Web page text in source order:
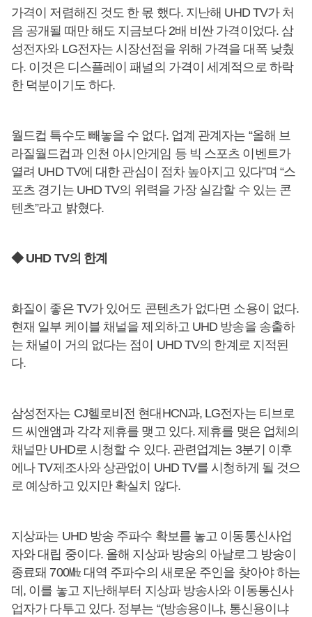
가격이 저렴해진 것도 한 몫 했다. 지난해 UHD TV가 처
음 공개될 때만 해도 지금보다 2배 비싼 가격이었다. 삼
성전자와 LG전자는 시장선점을 위해 가격을 대폭 낮췄
다. 이것은 디스플레이 패널의 가격이 세계적으로 하락
한 덕분이기도 하다.
월드컵 특수도 빼놓을 수 없다. 업계 관계자는 “올해 브
라질월드컵과 인천 아시안게임 등 빅 스포츠 이벤트가
열려 UHD TV에 대한 관심이 점차 높아지고 있다”며 “스
포츠 경기는 UHD TV의 위력을 가장 실감할 수 있는 콘
텐츠”라고 밝혔다.
◆ UHD TV의 한계
화질이 좋은 TV가 있어도 콘텐츠가 없다면 소용이 없다.
현재 일부 케이블 채널을 제외하고 UHD 방송을 송출하
는 채널이 거의 없다는 점이 UHD TV의 한계로 지적된
다.
삼성전자는 CJ헬로비전 현대HCN과, LG전자는 티브로
드 씨앤앰과 각각 제휴를 맺고 있다. 제휴를 맺은 업체의
채널만 UHD로 시청할 수 있다. 관련업계는 3분기 이후
에나 TV제조사와 상관없이 UHD TV를 시청하게 될 것으
로 예상하고 있지만 확실치 않다.
지상파는 UHD 방송 주파수 확보를 놓고 이동통신사업
자와 대립 중이다. 올해 지상파 방송의 아날로그 방송이
종료돼 700㎒ 대역 주파수의 새로운 주인을 찾아야 하는
데, 이를 놓고 지난해부터 지상파 방송사와 이동통신사
업자가 다투고 있다. 정부는 “(방송용이냐, 통신용이냐